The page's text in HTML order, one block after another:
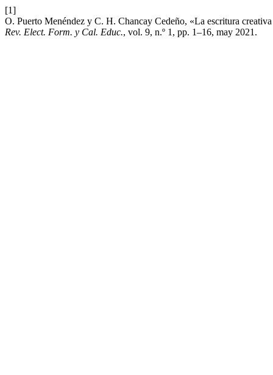
[1]
O. Puerto Menéndez y C. H. Chancay Cedeño, «La escritura
Rev. Elect. Form. y Cal. Educ., vol. 9, n.º 1, pp. 1–16, may 2021.